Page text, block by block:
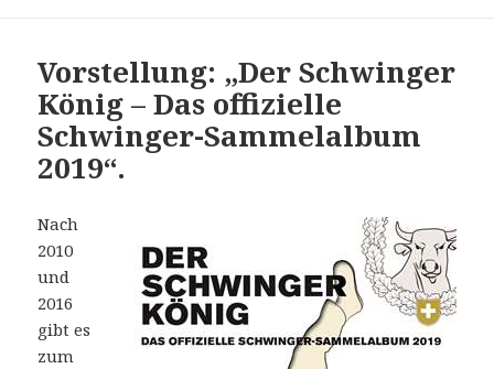
Vorstellung: „Der Schwinger
König – Das offizielle
Schwinger-Sammelalbum
2019“.
Nach
2010
und
2016
gibt es
zum